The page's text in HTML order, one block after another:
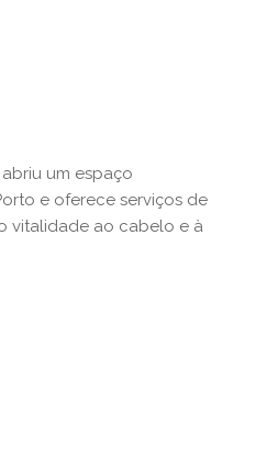
abriu um espaço
e oferece serviços de
vitalidade ao cabelo e à